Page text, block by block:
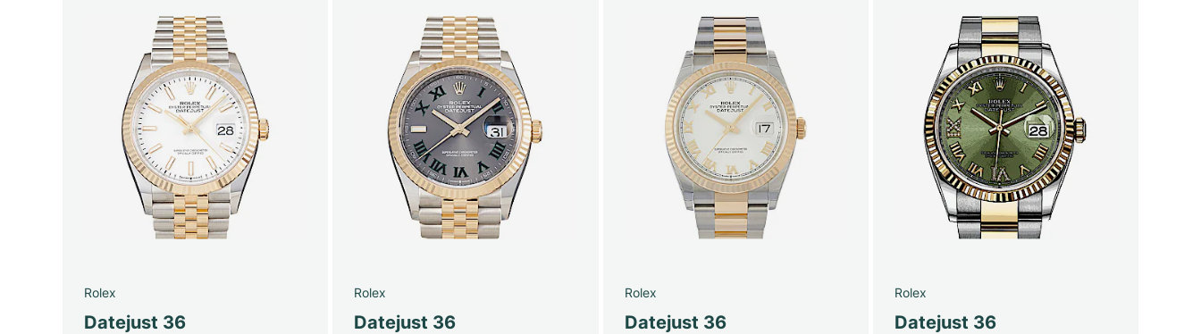
Rolex
Datejust 36
Rolex
Datejust 36
Rolex
Datejust 36
Rolex
Datejust 36